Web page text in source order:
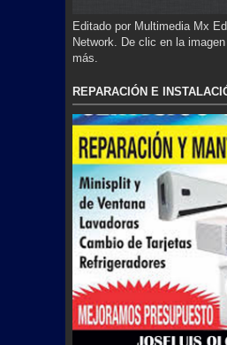
Editado por Multimedia Mx
Network. De clic en la
más.
REPARACIÓN E